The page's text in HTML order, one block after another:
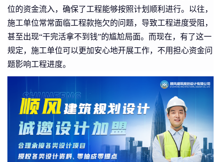
位的资金流入，确保了工程能够按照计划顺利进行。以往，
施工单位常常面临工程款拖欠的问题，导致工程进度受阻，
甚至出现“干完活拿不到钱”的尴尬局面。而现在，有了这一
规定，施工单位可以更加安心地开展工作，不用担心资金问
题影响工程进度。